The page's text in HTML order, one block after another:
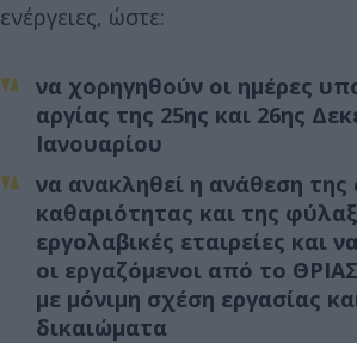
ενέργειες, ώστε:
να χορηγηθούν οι ημέρες
αργίας της 25ης και 26ης
Ιανουαρίου
να ανακληθεί η ανάθεση της
καθαριότητας και της
εργολαβικές εταιρείες και
οι εργαζόμενοι από το
με μόνιμη σχέση εργασίας
δικαιώματα